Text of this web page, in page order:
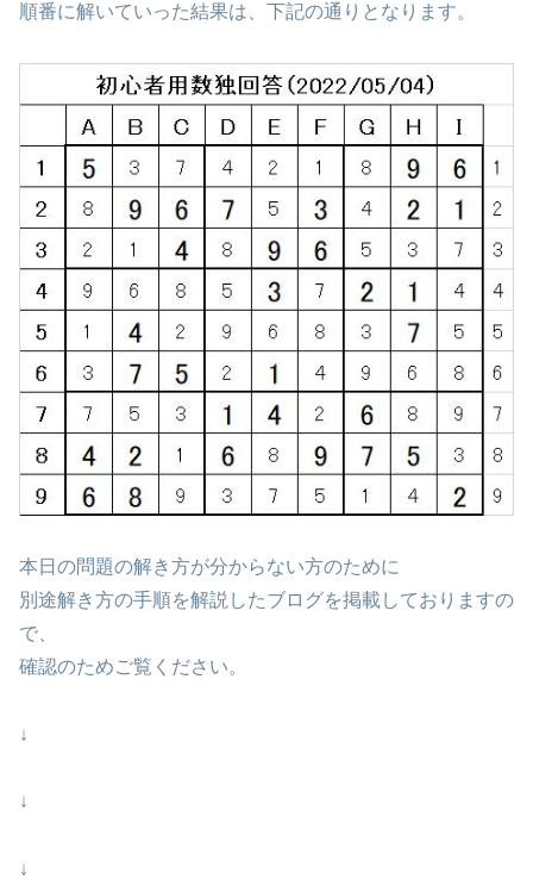
順番に解いていった結果は、下記の通りとなります。
本日の問題の解き方が分からない方のために
別途解き方の手順を解説したブログを掲載しておりますの
で、
確認のためご覧ください。
↓
↓
↓